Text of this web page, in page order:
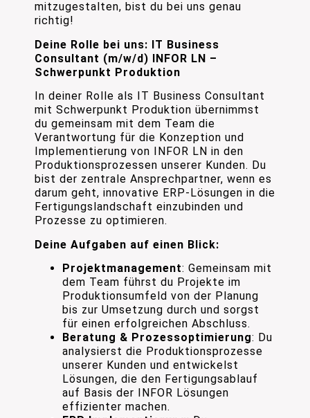
mitzugestalten, bist du bei uns genau
richtig!
Deine Rolle bei uns: IT Business
Consultant (m/w/d) INFOR LN –
Schwerpunkt Produktion
In deiner Rolle als IT Business Consultant
mit Schwerpunkt Produktion übernimmst
du gemeinsam mit dem Team die
Verantwortung für die Konzeption und
Implementierung von INFOR LN in den
Produktionsprozessen unserer Kunden. Du
bist der zentrale Ansprechpartner, wenn es
darum geht, innovative ERP-Lösungen in die
Fertigungslandschaft einzubinden und
Prozesse zu optimieren.
Deine Aufgaben auf einen Blick:
Projektmanagement: Gemeinsam mit
dem Team führst du Projekte im
Produktionsumfeld von der Planung
bis zur Umsetzung durch und sorgst
für einen erfolgreichen Abschluss.
Beratung & Prozessoptimierung: Du
analysierst die Produktionsprozesse
unserer Kunden und entwickelst
Lösungen, die den Fertigungsablauf
auf Basis der INFOR Lösungen
effizienter machen.